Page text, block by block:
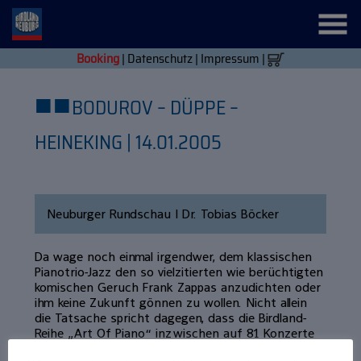
Booking| Datenschutz| Impressum |
■■BODUROV – DÜPPE –
HEINEKING | 14.01.2005
Neuburger Rundschau | Dr. Tobias Böcker
Da wage noch einmal irgendwer, dem klassischen
Pianotrio-Jazz den so vielzitierten wie berüchtigten
komischen Geruch Frank Zappas anzudichten oder
ihm keine Zukunft gönnen zu wollen. Nicht allein
die Tatsache spricht dagegen, dass die Birdland-
Reihe „Art Of Piano“ inzwischen auf 81 Konzerte